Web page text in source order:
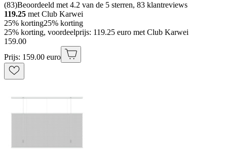
(83)Beoordeeld met 4.2 van de 5 sterren, 83 klantreviews
119.25 met Club Karwei
25% korting25% korting
25% korting, voordeelprijs: 119.25 euro met Club Karwei
159.00
Prijs: 159.00 euro